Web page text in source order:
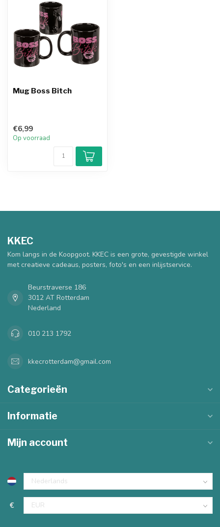
Mug Boss Bitch
€6,99
Op voorraad
KKEC
Kom langs in de Koopgoot. KKEC is een grote, gevestigde winkel
met creatieve cadeaus, posters, foto's en een inlijstservice.
Beurstraverse 186
3012 AT Rotterdam
Nederland
010 213 1792
kkecrotterdam@gmail.com
Categorieën
Informatie
Mijn account
€